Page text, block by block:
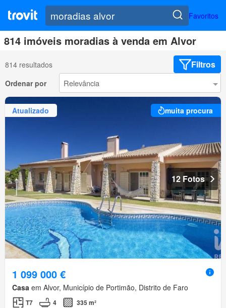
Favoritos
814 imóveis moradias à venda em Alvor
814 resultados Filtros
Ordenar por
Atualizado muita procura
12 Fotos
1 099 000 €
Casa em Alvor, Município de Portimão, Distrito de Faro
T7 4 335 m²